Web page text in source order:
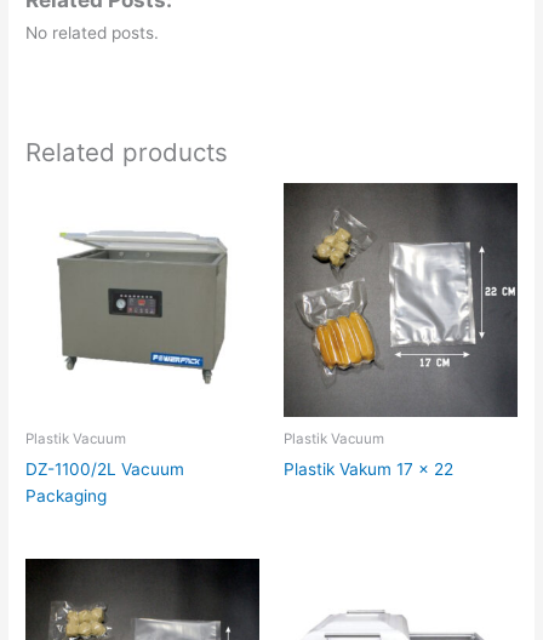
No related posts.
Related products
Plastik Vacuum
DZ-1100/2L Vacuum
Packaging
Plastik Vacuum
Plastik Vakum 17 x 22